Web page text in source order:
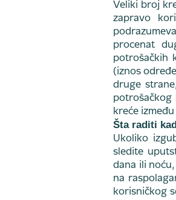
Veliki broj
zapravo
procenat
potrošačkih
(iznos
druge
potrošačkog
kreće
Šta raditi
Ukoliko
sledite
dana ili
na
korisničkog